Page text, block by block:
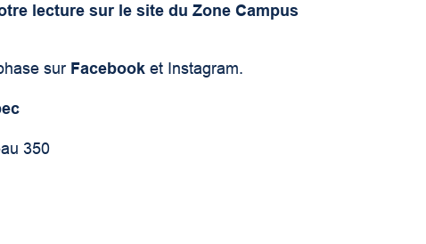
lecture sur le site du Zone Campus
sur Facebook et Instagram.
350